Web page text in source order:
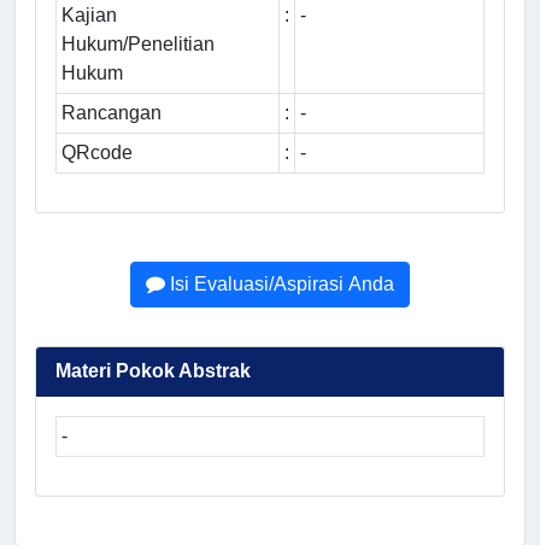
Kajian
Hukum/Penelitian
Hukum
: -
Rancangan : -
QRcode
: -
Isi Evaluasi/Aspirasi Anda
Materi Pokok Abstrak
-